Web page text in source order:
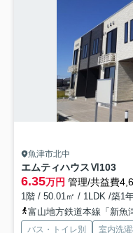
魚津市北中
エムティハウスⅥ103
6.35万円 管理/共益費
1階 / 50.01㎡ / 1LDK /築1
富山地方鉄道本線「新魚
バス・トイレ別 室内洗